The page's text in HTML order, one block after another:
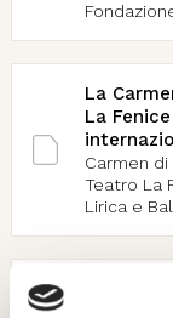
La
La
Carmen
Teatro La
Lirica e